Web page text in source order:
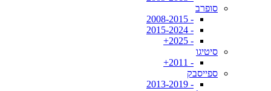
סופרב
- 2008-2015
- 2015-2024
- 2025+
סיטיגו
- 2011+
ספייסבק
- 2013-2019